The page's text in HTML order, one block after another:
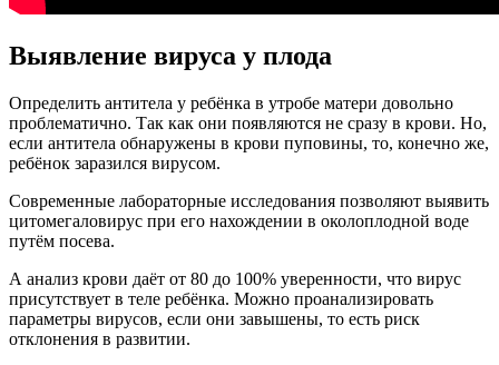
Выявление вируса у плода
Определить антитела у ребёнка в утробе матери довольно
проблематично. Так как они появляются не сразу в крови. Но,
если антитела обнаружены в крови пуповины, то, конечно же,
ребёнок заразился вирусом.
Современные лабораторные исследования позволяют выявить
цитомегаловирус при его нахождении в околоплодной воде
путём посева.
А анализ крови даёт от 80 до 100% уверенности, что вирус
присутствует в теле ребёнка. Можно проанализировать
параметры вирусов, если они завышены, то есть риск
отклонения в развитии.